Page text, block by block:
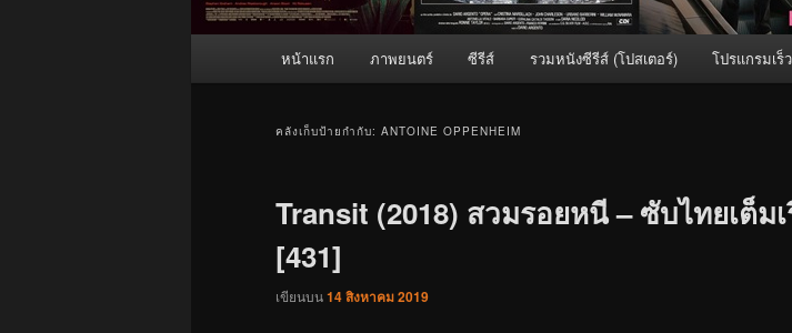
หน้าแรก ภาพยนตร์ ซีรีส์ รวมหนังซีรีส์ (โปสเตอร์) โปรแกรมเร็
คลังเก็บป้ายกำกับ: ANTOINE OPPENHEIM
Transit (2018) สวมรอยหนี – ซับไทยเต็มเ
[431]
เขียนบน14 สิงหาคม 2019